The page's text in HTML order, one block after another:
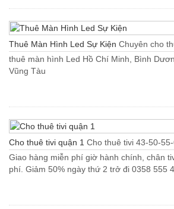
Thuê Màn Hình Led Sự Kiện Chuyên cho
thuê màn hình Led Hồ Chí Minh, Bình
Vũng Tàu
Cho thuê tivi quận 1 Cho thuê tivi 43-50-
Giao hàng miễn phí giờ hành chính, chân
phí. Giảm 50% ngày thứ 2 trở đi 0358 555